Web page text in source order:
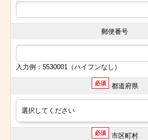
郵便番号
入力例：5530001（ハイフンなし）
必須 都道府県
必須 市区町村